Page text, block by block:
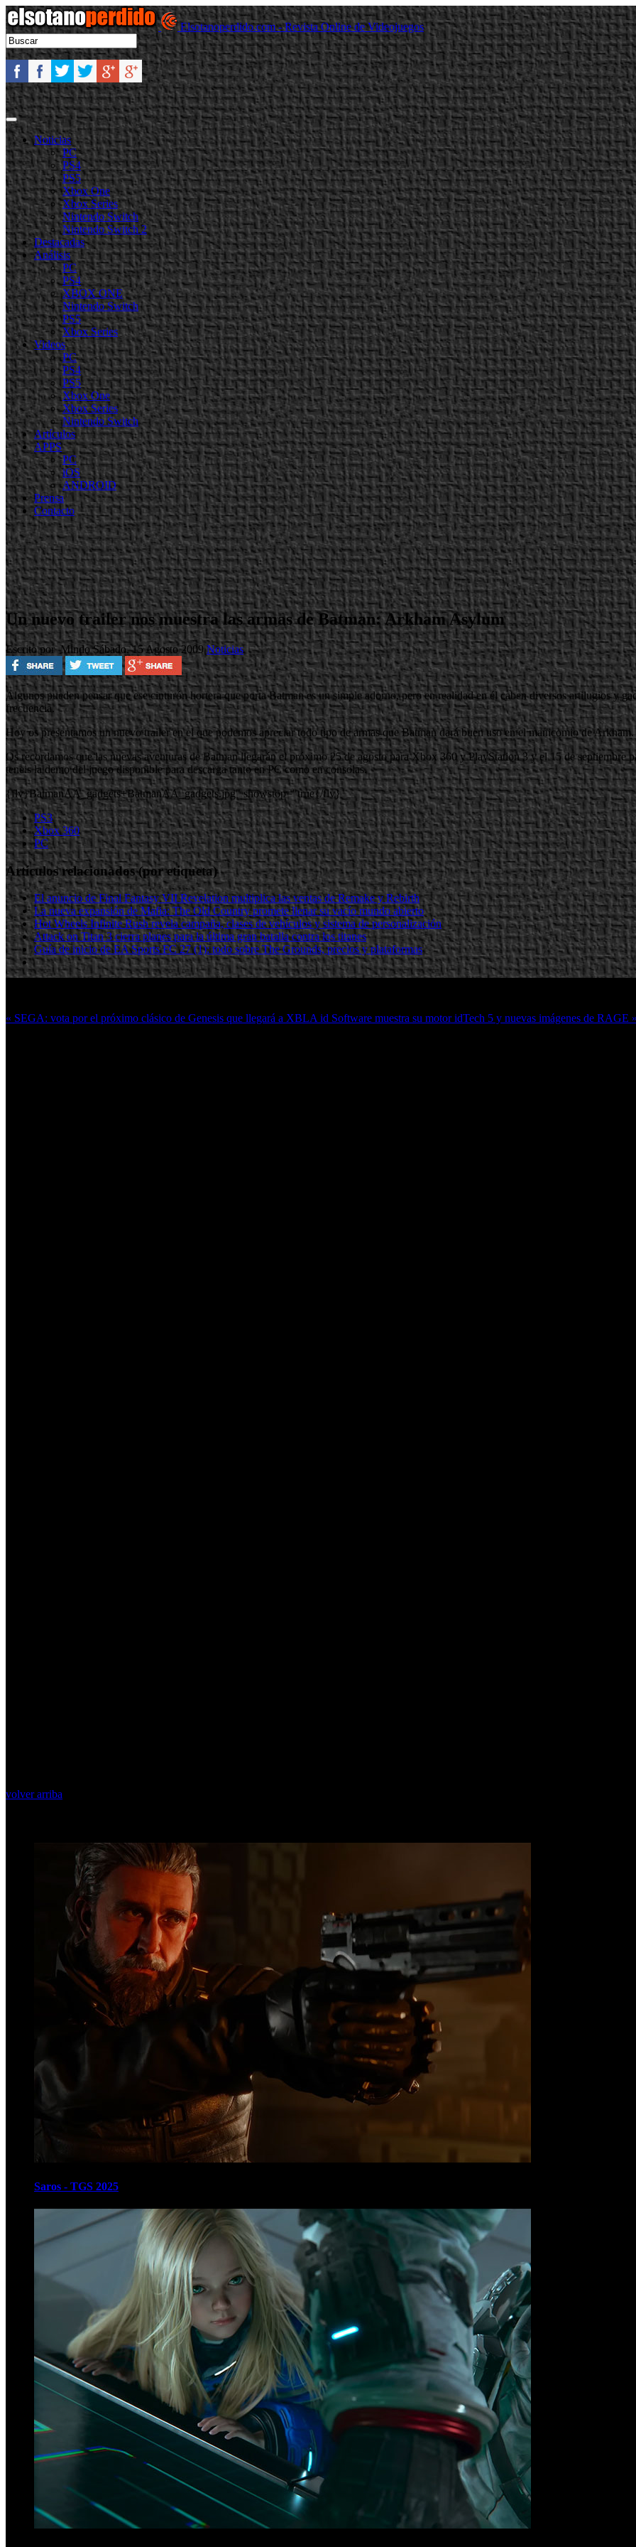
Elsotanoperdido.com - Revista Online de Videojuegos
Noticias
PC
PS4
PS5
Xbox One
Xbox Series
Nintendo Switch
Nintendo Switch 2
Destacadas
Análisis
PC
PS4
XBOX ONE
Nintendo Switch
PS5
Xbox Series
Videos
PC
PS4
PS5
Xbox One
Xbox Series
Nintendo Switch
Artículos
APPS
PC
iOS
ANDROID
Prensa
Contacto
Un nuevo trailer nos muestra las armas de Batman: Arkham Asylum
Escrito por MindoSábado, 15 Agosto 2009Noticias
Algunos pueden pensar que ese cinturón hortera que porta Batman es un simple adorno, pero en realidad en él caben diversos artilugios y
frecuencia.
Hoy os presentamos un nuevo trailer en el que podemos apreciar todo tipo de armas que Batman dará buen uso en el manicomio de Arkham.
Os recordamos que las nuevas aventuras de Batman llegarán el próximo 25 de agosto para Xbox 360 y PlayStation 3 y el 15 de septiembre
teneis la demo del juego disponible para descarga tanto en PC como en consolas.
{flv}BatmanAA_gadgets+BatmanAA_gadgets.jpg" showstop="true{/flv}
PS3
Xbox 360
PC
Artículos relacionados (por etiqueta)
El anuncio de Final Fantasy VII Revelation multiplica las ventas de Remake y Rebirth
La nueva expansión de Mafia: The Old Country promete llenar su vacío mundo abierto
Hot Wheels Infinite Rush revela campaña, clases de vehículos y sistema de personalización
Attack on Titan 3 cierra planes para la última gran batalla contra los titanes
Guía de inicio de EA Sports FC 27 (1): todo sobre The Grounds, precios y plataformas
« SEGA: vota por el próximo clásico de Genesis que llegará a XBLA id Software muestra su motor idTech 5 y nuevas imágenes de RAGE
volver arriba
Saros - TGS 2025